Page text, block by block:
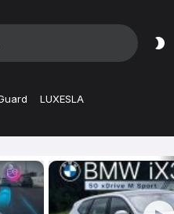
LUXESLA